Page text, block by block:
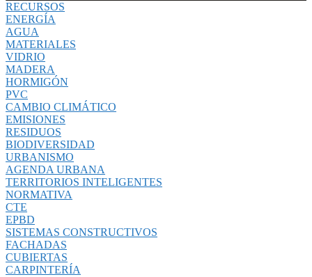
RECURSOS
ENERGÍA
AGUA
MATERIALES
VIDRIO
MADERA
HORMIGÓN
PVC
CAMBIO CLIMÁTICO
EMISIONES
RESIDUOS
BIODIVERSIDAD
URBANISMO
AGENDA URBANA
TERRITORIOS INTELIGENTES
NORMATIVA
CTE
EPBD
SISTEMAS CONSTRUCTIVOS
FACHADAS
CUBIERTAS
CARPINTERÍA